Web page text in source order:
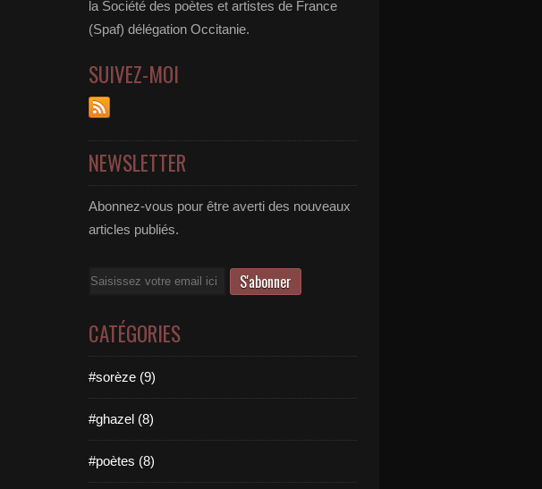
la Société des poètes et artistes de France
(Spaf) délégation Occitanie.
SUIVEZ-MOI
NEWSLETTER
Abonnez-vous pour être averti des nouveaux
articles publiés.
Email
CATÉGORIES
#sorèze (9)
#ghazel (8)
#poètes (8)